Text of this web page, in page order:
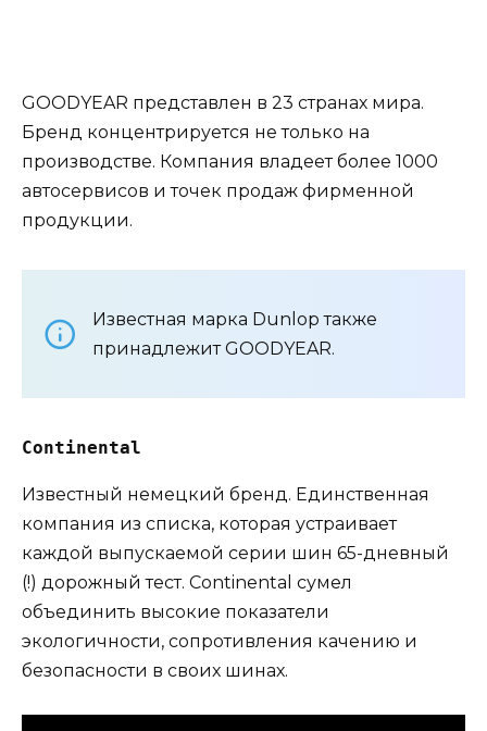
GOODYEAR представлен в 23 странах мира.
Бренд концентрируется не только на
производстве. Компания владеет более 1000
автосервисов и точек продаж фирменной
продукции.
Известная марка Dunlop также
принадлежит GOODYEAR.
Continental
Известный немецкий бренд. Единственная
компания из списка, которая устраивает
каждой выпускаемой серии шин 65-дневный
(!) дорожный тест. Continental сумел
объединить высокие показатели
экологичности, сопротивления качению и
безопасности в своих шинах.